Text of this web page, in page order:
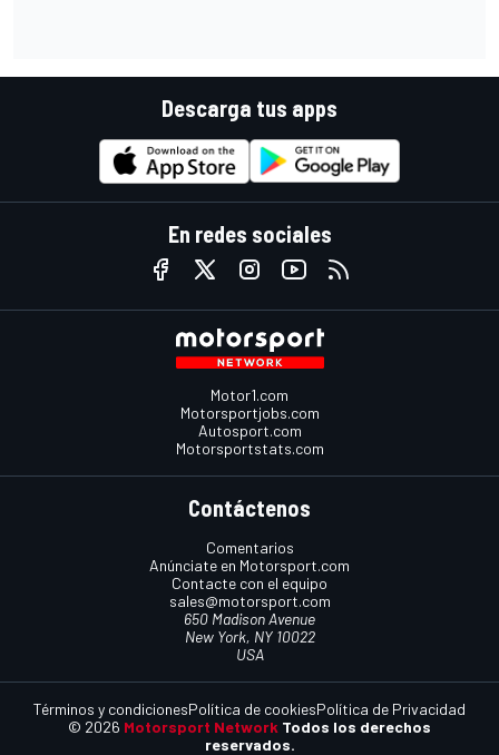
Descarga tus apps
En redes sociales
Motor1.com
Motorsportjobs.com
Autosport.com
Motorsportstats.com
Contáctenos
Comentarios
Anúnciate en Motorsport.com
Contacte con el equipo
sales@motorsport.com
650 Madison Avenue
New York, NY 10022
USA
© 2026 Motorsport Network Todos los derechos
reservados.
Términos y condicionesPolítica de cookiesPolítica de Privacidad